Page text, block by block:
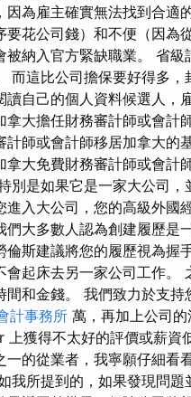
因為雇主確實無法找到合適
要花公司錢）和不便（因
被納入官方緊缺職業。 省
而這比公司擔保要好得多
讀自己的個人資料候選人，
拿大擔任財務審計師或會計
計師或會計師移居加拿大的
拿大免費財務審計師或會計
別是如果它是一家大公司
進入大公司，您的高級外國
們大多數人認為創建履歷是
倫斯建議將您的履歷視為握
會起床去另一家公司工作。
間和金錢。 我們致力於支
計事務所 萬，再加上公司
上獲得不太好的評價或薪資
一的從業者，我寧願仔細看
我所提到的，如果發現問